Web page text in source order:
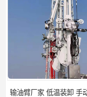
输油臂厂家 低温装卸 手